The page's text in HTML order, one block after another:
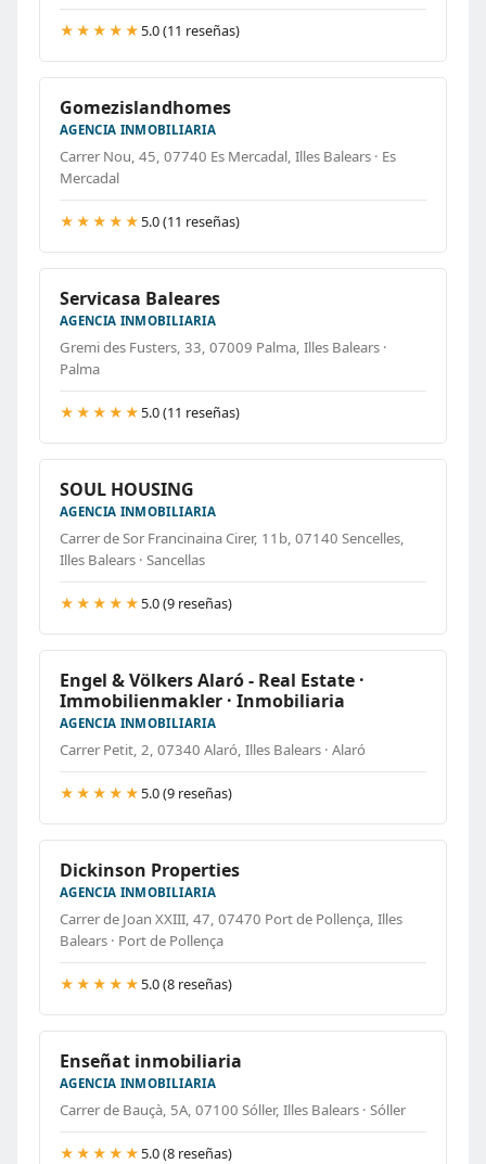
★★★★★ 5.0 (11 reseñas)
Gomezislandhomes
AGENCIA INMOBILIARIA
Carrer Nou, 45, 07740 Es Mercadal, Illes Balears · Es
Mercadal
★★★★★ 5.0 (11 reseñas)
Servicasa Baleares
AGENCIA INMOBILIARIA
Gremi des Fusters, 33, 07009 Palma, Illes Balears ·
Palma
★★★★★ 5.0 (11 reseñas)
SOUL HOUSING
AGENCIA INMOBILIARIA
Carrer de Sor Francinaina Cirer, 11b, 07140 Sencelles,
Illes Balears · Sancellas
★★★★★ 5.0 (9 reseñas)
Engel & Völkers Alaró - Real Estate ·
Immobilienmakler · Inmobiliaria
AGENCIA INMOBILIARIA
Carrer Petit, 2, 07340 Alaró, Illes Balears · Alaró
★★★★★ 5.0 (9 reseñas)
Dickinson Properties
AGENCIA INMOBILIARIA
Carrer de Joan XXIII, 47, 07470 Port de Pollença, Illes
Balears · Port de Pollença
★★★★★ 5.0 (8 reseñas)
Enseñat inmobiliaria
AGENCIA INMOBILIARIA
Carrer de Bauçà, 5A, 07100 Sóller, Illes Balears · Sóller
★★★★★ 5.0 (8 reseñas)